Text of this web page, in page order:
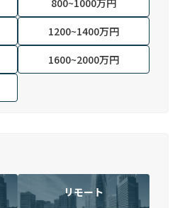
800~1000万円
1200~1400万円
1600~2000万円
リモート